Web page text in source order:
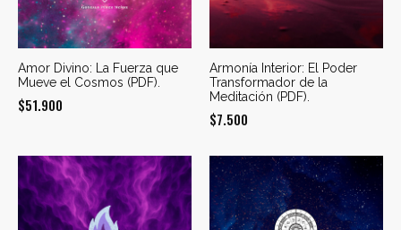
Amor Divino: La Fuerza que
Mueve el Cosmos (PDF).
$51.900
Armonía Interior: El Poder
Transformador de la
Meditación (PDF).
$7.500